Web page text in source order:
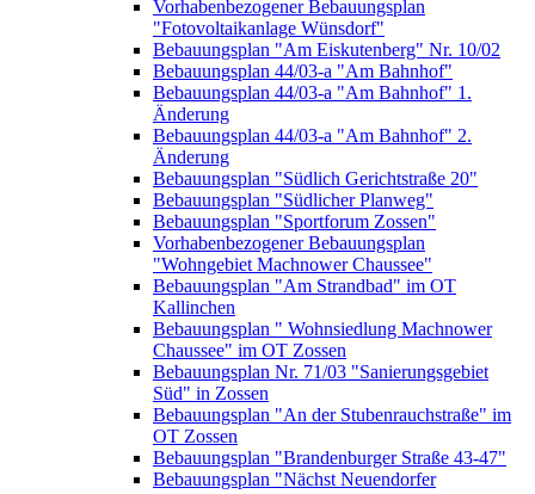
Vorhabenbezogener Bebauungsplan
"Fotovoltaikanlage Wünsdorf"
Bebauungsplan "Am Eiskutenberg" Nr. 10/02
Bebauungsplan 44/03-a "Am Bahnhof"
Bebauungsplan 44/03-a "Am Bahnhof" 1.
Änderung
Bebauungsplan 44/03-a "Am Bahnhof" 2.
Änderung
Bebauungsplan "Südlich Gerichtstraße 20"
Bebauungsplan "Südlicher Planweg"
Bebauungsplan "Sportforum Zossen"
Vorhabenbezogener Bebauungsplan
"Wohngebiet Machnower Chaussee"
Bebauungsplan "Am Strandbad" im OT
Kallinchen
Bebauungsplan " Wohnsiedlung Machnower
Chaussee" im OT Zossen
Bebauungsplan Nr. 71/03 "Sanierungsgebiet
Süd" in Zossen
Bebauungsplan "An der Stubenrauchstraße" im
OT Zossen
Bebauungsplan "Brandenburger Straße 43-47"
Bebauungsplan "Nächst Neuendorfer